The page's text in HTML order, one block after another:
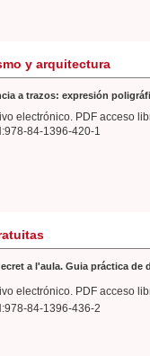
y arquitectura
a trazos: expresión
electrónico. PDF acceso
84-1396-420-1
a l'aula. Guia práctica de
electrónico. PDF acceso
84-1396-436-2